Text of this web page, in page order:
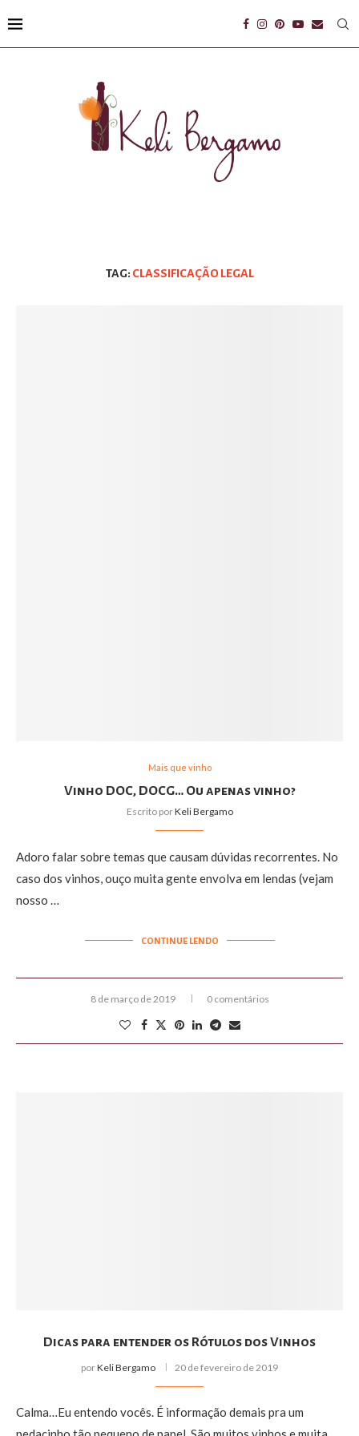
TAG: CLASSIFICAÇÃO LEGAL
Mais que vinho
Vinho DOC, DOCG… Ou apenas vinho?
Escrito porKeli Bergamo
Adoro falar sobre temas que causam dúvidas recorrentes. No
caso dos vinhos, ouço muita gente envolva em lendas (vejam
nosso …
CONTINUE LENDO
8 de março de 2019 0 comentários
Dicas para entender os Rótulos dos Vinhos
porKeli Bergamo 20 de fevereiro de 2019
Calma…Eu entendo vocês. É informação demais pra um